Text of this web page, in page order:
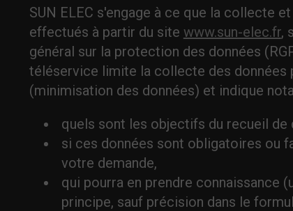
SUN ELEC s'engage à ce que la collecte
effectués à partir du site www.sun-elec.fr,
général sur la protection des données
téléservice limite la collecte des données
(minimisation des données) et indique
quels sont les objectifs du recueil de
si ces données sont obligatoires ou
votre demande,
qui pourra en prendre connaissance
principe, sauf précision dans le